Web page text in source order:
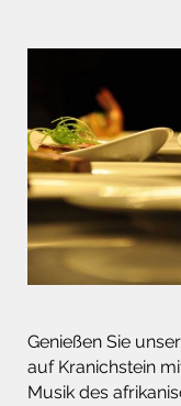
Genießen Sie
auf Kranichstein
Musik des